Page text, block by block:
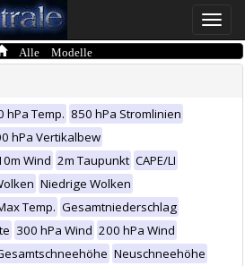
Toggle
Alle Modelle
hPa Temp. 850 hPa Stromlinien
hPa Vertikalbew
Wind 2m Taupunkt CAPE/LI
Niedrige Wolken
Temp. Gesamtniederschlag
300 hPa Wind 200 hPa Wind
Neuschneehöhe